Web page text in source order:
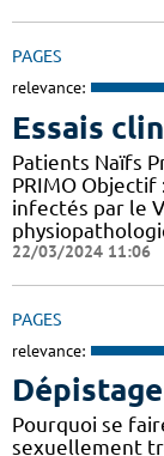
PAGES
relevance:
Essais
Patients Naïfs
PRIMO
infectés par le
22/03/2024 11:06
PAGES
relevance:
Dépistage
Pourquoi se
sexuellement